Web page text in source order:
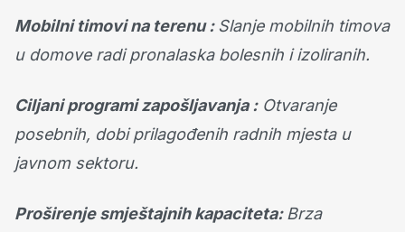
Mobilni timovi na terenu :Slanje mobilnih timova
u domove radi pronalaska bolesnih i izoliranih.
Ciljani programi zapošljavanja :Otvaranje
posebnih, dobi prilagođenih radnih mjesta u
javnom sektoru.
Proširenje smještajnih kapaciteta:Brza